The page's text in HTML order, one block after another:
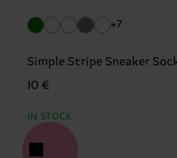
+7
Simple Stripe Sneaker
10 €
IN STOCK